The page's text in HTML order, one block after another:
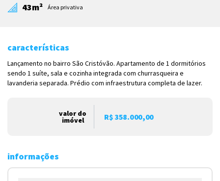
43m² Área privativa
características
Lançamento no bairro São Cristóvão. Apartamento de 1 dormitórios
sendo 1 suíte, sala e cozinha integrada com churrasqueira e
lavanderia separada. Prédio com infraestrutura completa de lazer.
valor do
imóvel R$ 358.000,00
informações